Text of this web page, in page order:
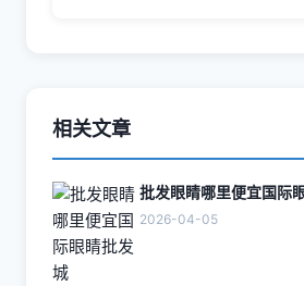
相关文章
批发眼睛哪里便宜国际
2026-04-05